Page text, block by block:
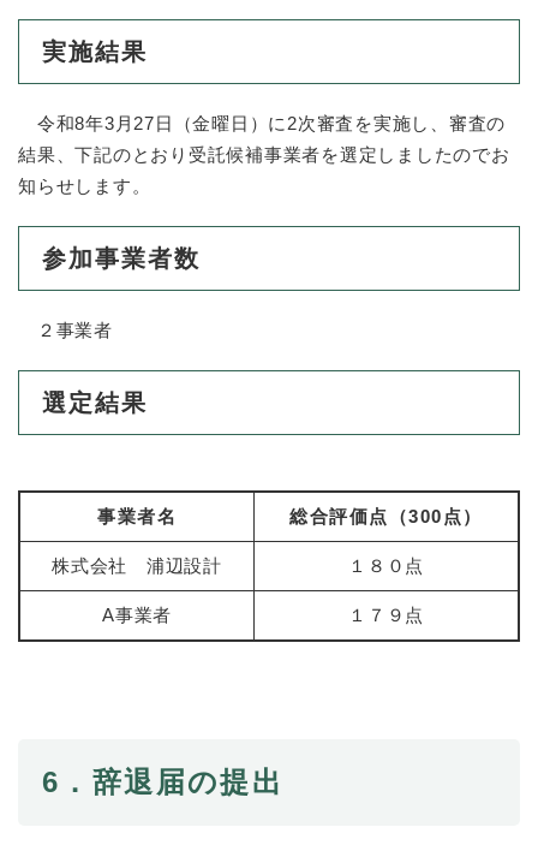
実施結果
令和8年3月27日（金曜日）に2次審査を実施し、審査の
結果、下記のとおり受託候補事業者を選定しましたのでお
知らせします。
参加事業者数
２事業者
選定結果
事業者名 総合評価点（300点）
株式会社 浦辺設計 １８０点
A事業者 １７９点
6．辞退届の提出